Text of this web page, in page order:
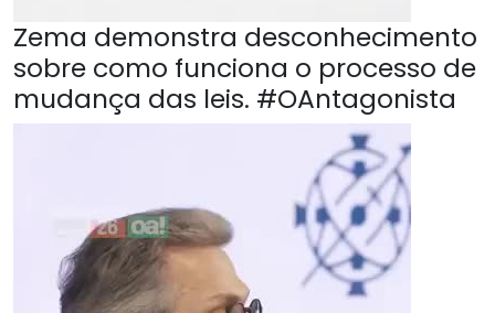
Zema demonstra desconhecimento
sobre como funciona o processo de
mudança das leis. #OAntagonista